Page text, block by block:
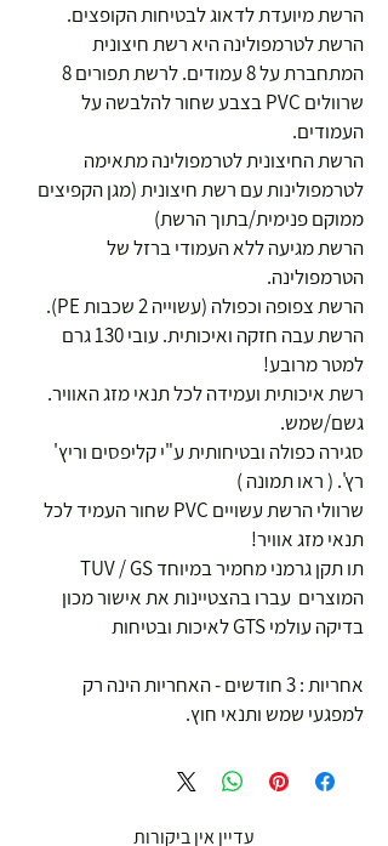
הרשת מיועדת לדאוג לבטיחות הקופצים.
הרשת לטרמפולינה היא רשת חיצונית
המתחברת על 8 עמודים. לרשת תפורים 8
שרוולים PVC בצבע שחור להלבשה על
העמודים.
הרשת החיצונית לטרמפולינה מתאימה
לטרמפולינות עם רשת חיצונית (מגן הקפיצים
ממוקם פנימית/בתוך הרשת)
הרשת מגיעה ללא העמודי ברזל של
הטרמפולינה.
הרשת צפופה וכפולה (עשוייה 2 שכבות PE).
הרשת עבה חזקה ואיכותית. עובי 130 גרם
למטר מרובע!
רשת איכותית ועמידה לכל תנאי מזג האוויר.
גשם/שמש.
סגירה כפולה ובטיחותית ע"י קליפסים וריץ'
רץ'. ( ראו תמונה )
שרוולי הרשת עשויים PVC שחור העמיד לכל
תנאי מזג אוויר!
תו תקן גרמני מחמיר במיוחד TUV / GS
המוצרים עברו בהצטיינות את אישור מכון
בדיקה עולמי GTS לאיכות ובטיחות
אחריות : 3 חודשים - האחריות הינה רק
למפגעי שמש ותנאי חוץ.
עדיין אין ביקורות